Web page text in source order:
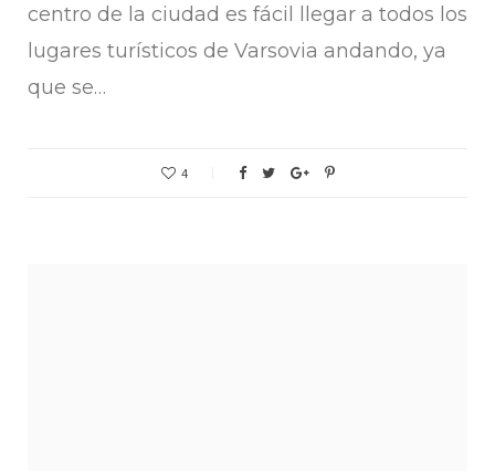
centro de la ciudad es fácil llegar a todos los
lugares turísticos de Varsovia andando, ya
que se…
4